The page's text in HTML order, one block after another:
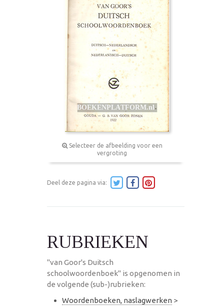
Selecteer de afbeelding voor een
vergroting
Deel deze pagina via:
RUBRIEKEN
"van Goor's Duitsch
schoolwoordenboek" is opgenomen in
de volgende (sub-)rubrieken:
Woordenboeken, naslagwerken >